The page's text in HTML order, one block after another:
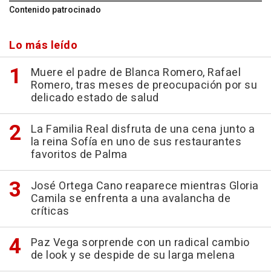
Contenido patrocinado
Lo más leído
Muere el padre de Blanca Romero, Rafael
Romero, tras meses de preocupación por su
delicado estado de salud
La Familia Real disfruta de una cena junto a
la reina Sofía en uno de sus restaurantes
favoritos de Palma
José Ortega Cano reaparece mientras Gloria
Camila se enfrenta a una avalancha de
críticas
Paz Vega sorprende con un radical cambio
de look y se despide de su larga melena